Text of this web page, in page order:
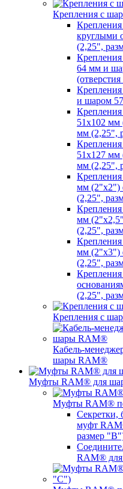
Крепления с
круглыми
(2,25",
64 мм и
и шаром
51х102 мм
мм (2,25",
51х127 мм
мм (2,25",
мм (2"х2")
(2,25",
мм
(2,25",
мм (2"х3")
(2,25",
(2,25",
Крепления с
Кабель-
шары RAM®
Муфты RAM® для
Муфты RAM®
Секретки,
муфт
размер
RAM®